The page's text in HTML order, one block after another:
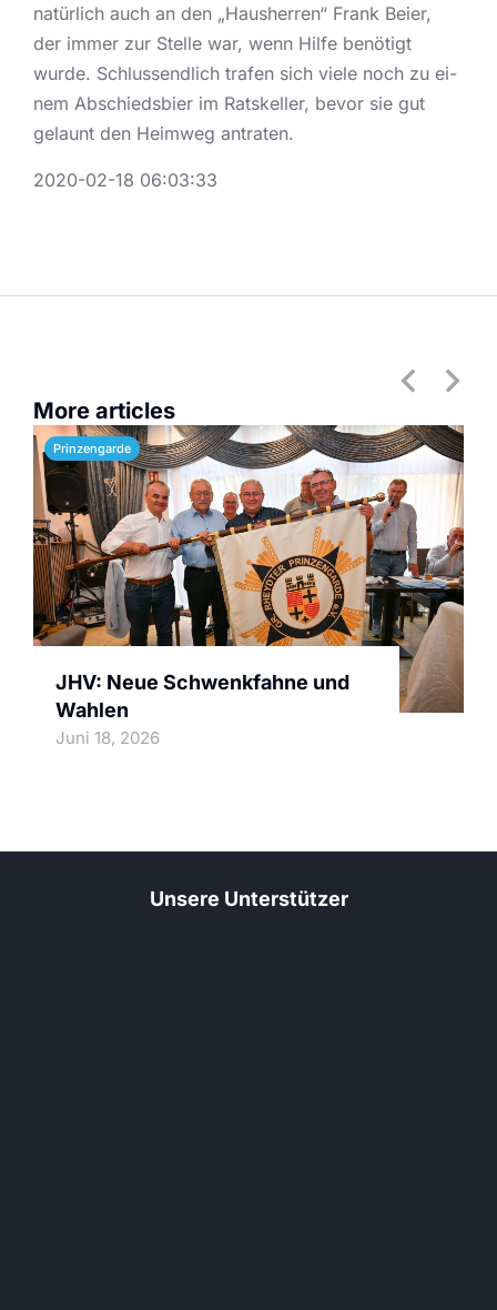
natürlich auch an den „Hausherren“ Frank Beier,
der immer zur Stelle war, wenn Hilfe benötigt
wurde. Schlussendlich trafen sich viele noch zu ei-
nem Abschiedsbier im Ratskeller, bevor sie gut
gelaunt den Heimweg antraten.
2020-02-18 06:03:33
More articles
Prinzengarde
JHV: Neue Schwenkfahne und
Wahlen
Juni 18, 2026
Unsere Unterstützer